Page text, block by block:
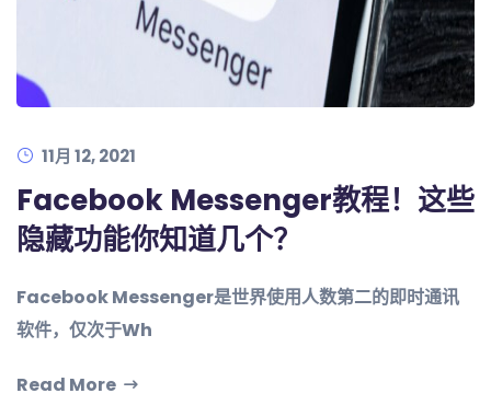
11月 12, 2021
Facebook Messenger教程！这些
隐藏功能你知道几个？
Facebook Messenger是世界使用人数第二的即时通讯
软件，仅次于Wh
Read More